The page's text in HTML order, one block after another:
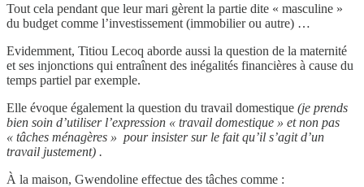
Tout cela pendant que leur mari gèrent la partie dite « masculine »
du budget comme l’investissement (immobilier ou autre) …
Evidemment, Titiou Lecoq aborde aussi la question de la maternité
et ses injonctions qui entraînent des inégalités financières à cause du
temps partiel par exemple.
Elle évoque également la question du travail domestique (je prends
bien soin d’utiliser l’expression « travail domestique » et non pas
« tâches ménagères » pour insister sur le fait qu’il s’agit d’un
travail justement) .
À la maison, Gwendoline effectue des tâches comme :